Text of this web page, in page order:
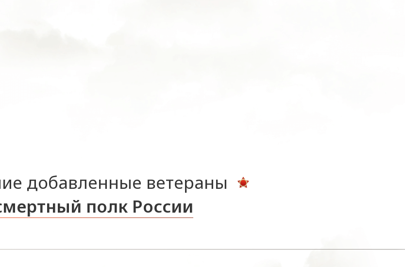
добавленные ветераны
полк России